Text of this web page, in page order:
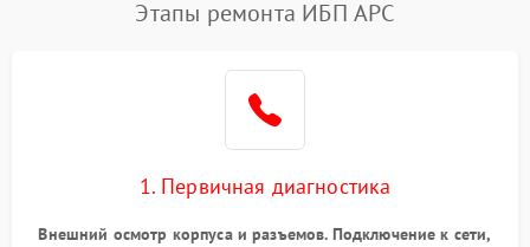
Этапы ремонта ИБП APC
1. Первичная диагностика
Внешний осмотр корпуса и разъемов. Подключение к сети,